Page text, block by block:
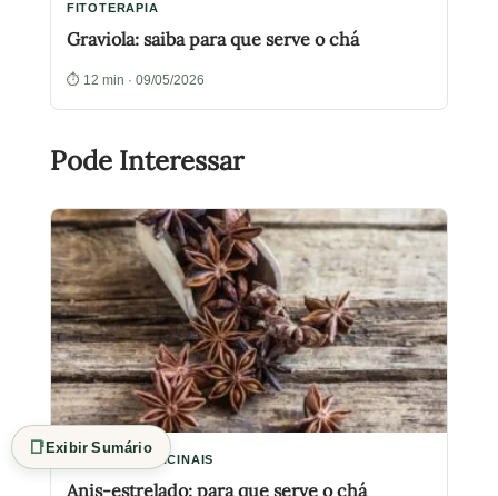
FITOTERAPIA
Graviola: saiba para que serve o chá
⏱ 12 min · 09/05/2026
Pode Interessar
PLANTAS MEDICINAIS
Anis-estrelado: para que serve o chá
📑Exibir Sumário